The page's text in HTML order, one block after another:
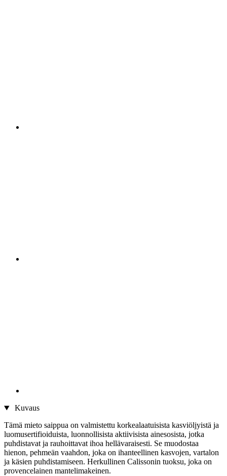
Kuvaus
Tämä mieto saippua on valmistettu korkealaatuisista kasviöljyistä ja
luomusertifioiduista, luonnollisista aktiivisista ainesosista, jotka
puhdistavat ja rauhoittavat ihoa hellävaraisesti. Se muodostaa
hienon, pehmeän vaahdon, joka on ihanteellinen kasvojen, vartalon
ja käsien puhdistamiseen. Herkullinen Calissonin tuoksu, joka on
provencelainen mantelimakeinen.